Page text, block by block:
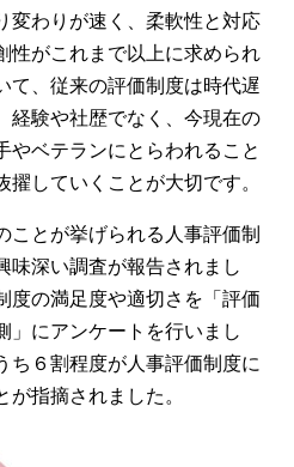
変わりが速く、柔軟性と対応
性がこれまで以上に求められ
て、従来の評価制度は時代遅
経験や社歴でなく、今現在の
やベテランにとらわれること
していくことが大切です。
ことが挙げられる人事評価制
味深い調査が報告されまし
度の満足度や適切さを「評価
」にアンケートを行いまし
ち６割程度が人事評価制度に
指摘されました。